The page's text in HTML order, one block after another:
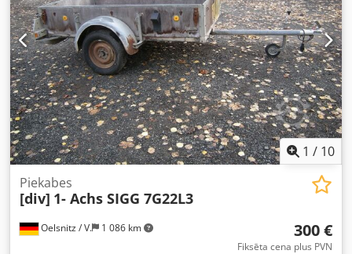
1 / 10
Oelsnitz / V. 1 086 km
Piekabes
[div] 1- Achs SIGG 7G22L3
300 €
Fiksēta cena plus PVN